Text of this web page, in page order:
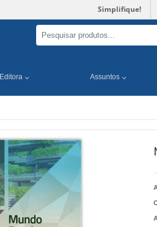
Simplifique!
Editora Assuntos